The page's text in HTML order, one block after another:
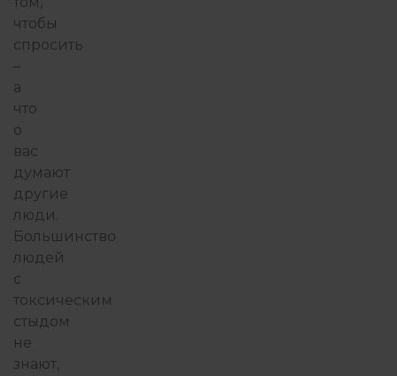
чтобы
спросить
–
а
что
о
вас
думают
другие
люди.
Большинство
людей
с
токсическим
стыдом
не
знают,